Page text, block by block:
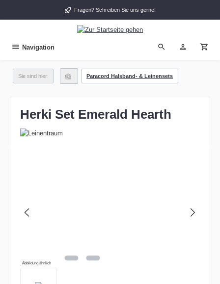
Fragen? Schreiben Sie uns gerne!
Navigation
Sie sind hier: Paracord Halsband- & Leinensets
Herki Set Emerald Hearth
Abbildung ähnlich